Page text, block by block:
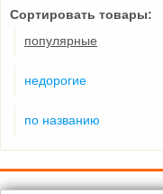
Сортировать товары:
популярные
недорогие
по названию